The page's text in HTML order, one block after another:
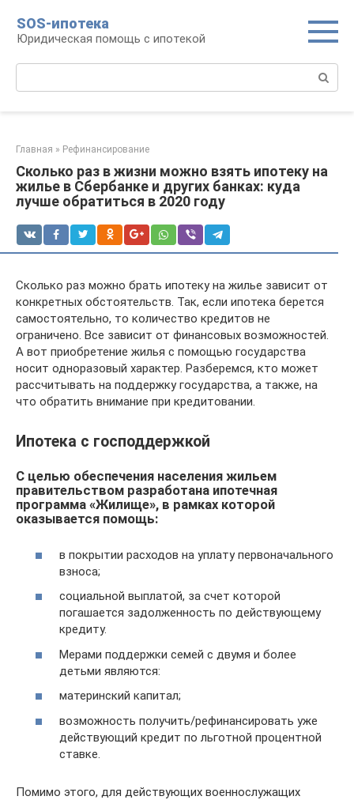
контенту
SOS-ипотека
Юридическая помощь с ипотекой
Главная » Рефинансирование
Сколько раз в жизни можно взять ипотеку на
жилье в Сбербанке и других банках: куда
лучше обратиться в 2020 году
Сколько раз можно брать ипотеку на жилье зависит от
конкретных обстоятельств. Так, если ипотека берется
самостоятельно, то количество кредитов не
ограничено. Все зависит от финансовых возможностей.
А вот приобретение жилья с помощью государства
носит одноразовый характер. Разберемся, кто может
рассчитывать на поддержку государства, а также, на
что обратить внимание при кредитовании.
Ипотека с господдержкой
С целью обеспечения населения жильем
правительством разработана ипотечная
программа «Жилище», в рамках которой
оказывается помощь:
в покрытии расходов на уплату первоначального
взноса;
социальной выплатой, за счет которой
погашается задолженность по действующему
кредиту.
Мерами поддержки семей с двумя и более
детьми являются:
материнский капитал;
возможность получить/рефинансировать уже
действующий кредит по льготной процентной
ставке.
Помимо этого, для действующих военнослужащих